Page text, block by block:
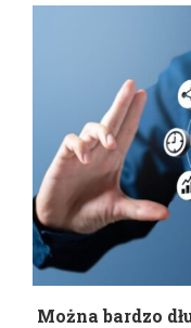
Można bardzo